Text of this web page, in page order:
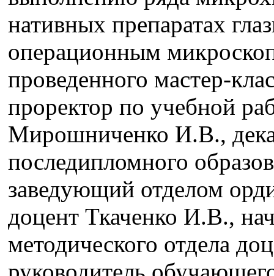
нативных препаратах
операционным
проведенного мастер-
проректор по учебной
Мирошниченко И.В.,
последипломного
заведующий отделом
доцент Ткаченко И.В.,
методического отдела